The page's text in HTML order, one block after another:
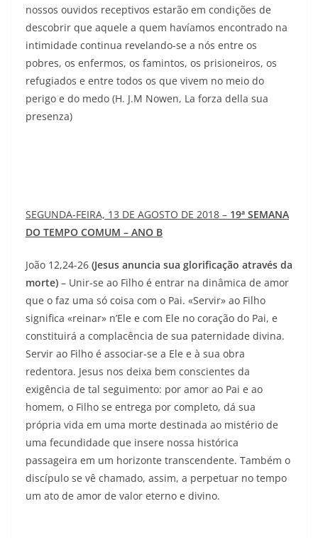
nossos ouvidos receptivos estarão em condições de
descobrir que aquele a quem havíamos encontrado na
intimidade continua revelando-se a nós entre os
pobres, os enfermos, os famintos, os prisioneiros, os
refugiados e entre todos os que vivem no meio do
perigo e do medo (H. J.M Nowen, La forza della sua
presenza)
SEGUNDA-FEIRA, 13 DE AGOSTO DE 2018 – 19ª SEMANA
DO TEMPO COMUM – ANO B
João 12,24-26 (Jesus anuncia sua glorificação através da
morte) – Unir-se ao Filho é entrar na dinâmica de amor
que o faz uma só coisa com o Pai. «Servir» ao Filho
significa «reinar» n’Ele e com Ele no coração do Pai, e
constituirá a complacência de sua paternidade divina.
Servir ao Filho é associar-se a Ele e à sua obra
redentora. Jesus nos deixa bem conscientes da
exigência de tal se­guimento: por amor ao Pai e ao
homem, o Filho se en­trega por completo, dá sua
própria vida em uma morte destinada ao mistério de
uma fecundidade que insere nossa histórica
passageira em um horizonte transcendente. Tam­bém o
discípulo se vê chamado, assim, a perpetuar no tempo
um ato de amor de valor eterno e divino.